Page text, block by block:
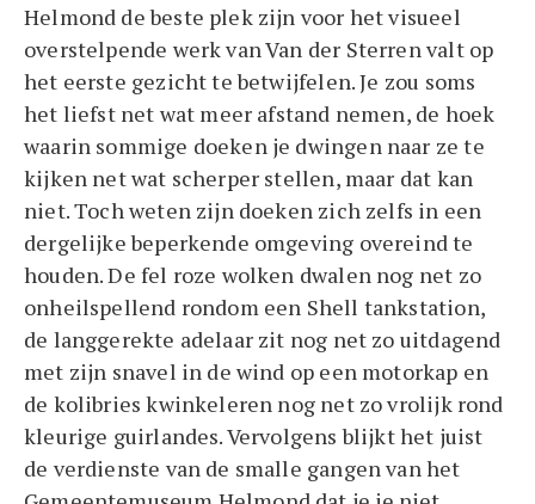
Helmond de beste plek zijn voor het visueel
overstelpende werk van Van der Sterren valt op
het eerste gezicht te betwijfelen. Je zou soms
het liefst net wat meer afstand nemen, de hoek
waarin sommige doeken je dwingen naar ze te
kijken net wat scherper stellen, maar dat kan
niet. Toch weten zijn doeken zich zelfs in een
dergelijke beperkende omgeving overeind te
houden. De fel roze wolken dwalen nog net zo
onheilspellend rondom een Shell tankstation,
de langgerekte adelaar zit nog net zo uitdagend
met zijn snavel in de wind op een motorkap en
de kolibries kwinkeleren nog net zo vrolijk rond
kleurige guirlandes. Vervolgens blijkt het juist
de verdienste van de smalle gangen van het